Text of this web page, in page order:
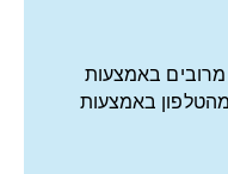
באמצעות
באמצעות